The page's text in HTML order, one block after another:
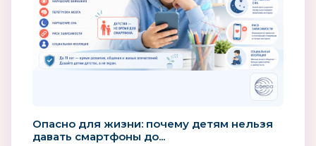
Опасно для жизни: почему детям нельзя
давать смартфоны до...